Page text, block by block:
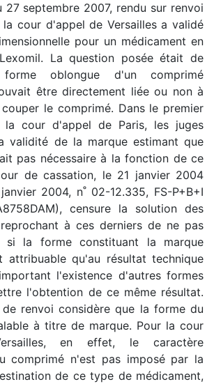
27 septembre 2007, rendu sur renvoi
la cour d'appel de Versailles a validé
pour un médicament en
La question posée était de
oblongue d'un comprimé
être directement liée ou non à
le comprimé. Dans le premier
cour d'appel de Paris, les juges
validité de la marque estimant que
pas nécessaire à la fonction de ce
de cassation, le 21 janvier 2004
2004, n˚ 02-12.335, FS-P+B+I
censure la solution des
à ces derniers de ne pas
si la forme constituant la marque
attribuable qu'au résultat technique
l'existence d'autres formes
l'obtention de ce même résultat.
renvoi considère que la forme du
à titre de marque. Pour la cour
en effet, le caractère
comprimé n'est pas imposé par la
de ce type de médicament,